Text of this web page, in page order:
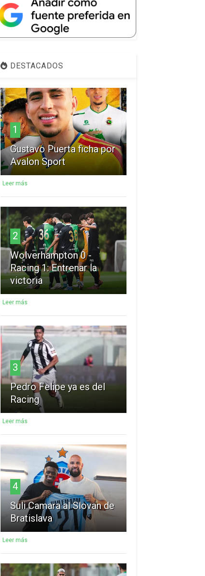
DESTACADOS
1
Gustavo Puerta ficha por
Avalon Sport
Leer más
2
Wolverhampton 0 -
Racing 1: Entrenar la
victoria
Leer más
3
Pedro Felipe ya es del
Racing
Leer más
4
Suli Camara al Slovan de
Bratislava
Leer más